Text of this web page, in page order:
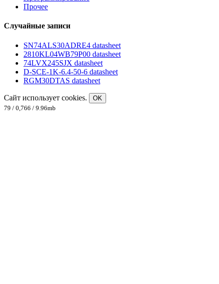
Прочее
Случайные записи
SN74ALS30ADRE4 datasheet
2810KL04WB79P00 datasheet
74LVX245SJX datasheet
D-SCE-1K-6.4-50-6 datasheet
RGM30DTAS datasheet
Сайт использует cookies.
OK
79 / 0,766 / 9.96mb